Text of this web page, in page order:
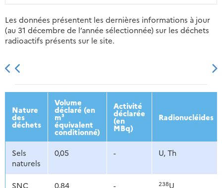
Les données présentent les dernières informations à jour
(au 31 décembre de l’année sélectionnée) sur les déchets
radioactifs présents sur le site.
2013 2014 2015 2016
Nature
des
déchets
Volume
déclaré (en
m³
équivalent
conditionné)
Activité
déclarée
(en
MBq)
Radionucléides
Sels
naturels
0,05 - U, Th
SNC 0,84 - 238U